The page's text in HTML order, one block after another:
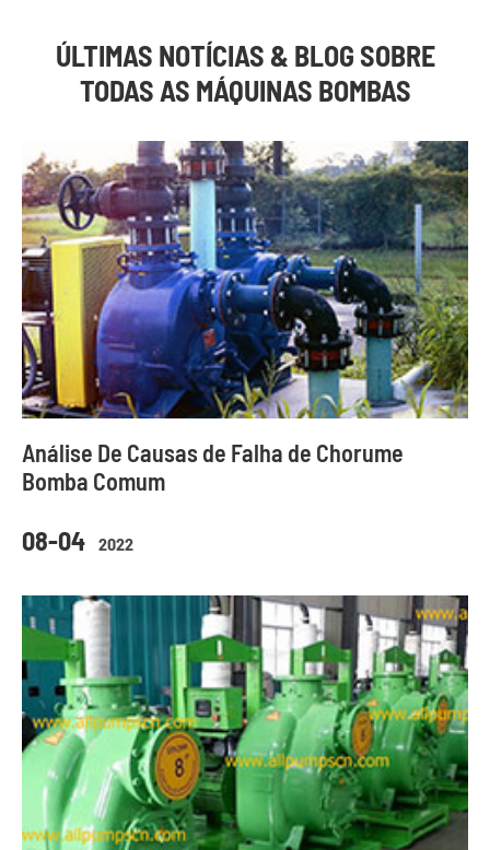
ÚLTIMAS NOTÍCIAS & BLOG SOBRE
TODAS AS MÁQUINAS BOMBAS
08-04 2022
Análise De Causas de Falha de Chorume
Bomba Comum